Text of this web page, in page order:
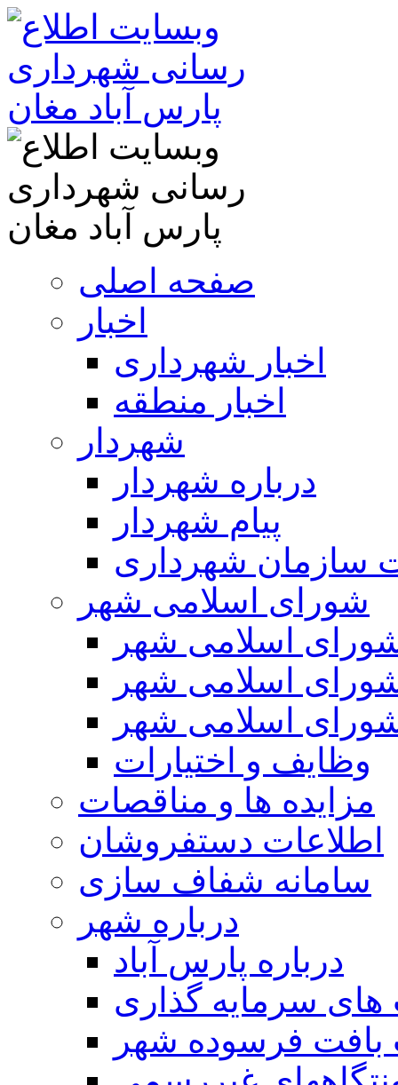
صفحه اصلی
اخبار
اخبار شهرداری
اخبار منطقه
شهردار
درباره شهردار
پیام شهردار
سازمان شهرداری
شورای اسلامی شهر
اسلامی شهر
اسلامی شهر
اسلامی شهر
وظایف و اختیارات
مزایده ها و مناقصات
اطلاعات دستفروشان
سامانه شفاف سازی
درباره شهر
درباره پارس آباد
سرمایه گذاری
بافت فرسوده شهر